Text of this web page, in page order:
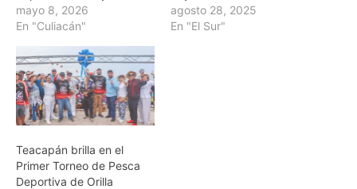
mayo 8, 2026
En "Culiacán"
agosto 28, 2025
En "El Sur"
Teacapán brilla en el
Primer Torneo de Pesca
Deportiva de Orilla